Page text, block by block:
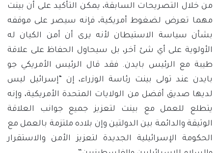
من خلال التصريحات السابقة، يمكن التأكيد على أن بينت
مهما تعرض لضغوط أمريكية، فإنه سيصر على موقفه
بشأن سياسة الاستيطان لأنه يرى أن أمن الكيان له
الأولوية على أي شئ آخر، بل سيحاول الحفاظ على علاقة
طيبة مع الرئيس بايدن. فقد قال الرئيس الأمريكي جو
بايدن عند تولى بينت رئاسة الوزراء، إن “إسرائيل ليس
لديها صديق أفضل من الولايات المتحدة الأمريكية، وإنه
يتطلع للعمل مع بينت لتعزيز جميع جوانب العلاقة
الوثيقة والدائمة بين الدولتين وإن بلاده ملتزمة بالعمل مع
الحكومة الإسرائيلية الجديدة لتعزيز الأمن والاستقرار